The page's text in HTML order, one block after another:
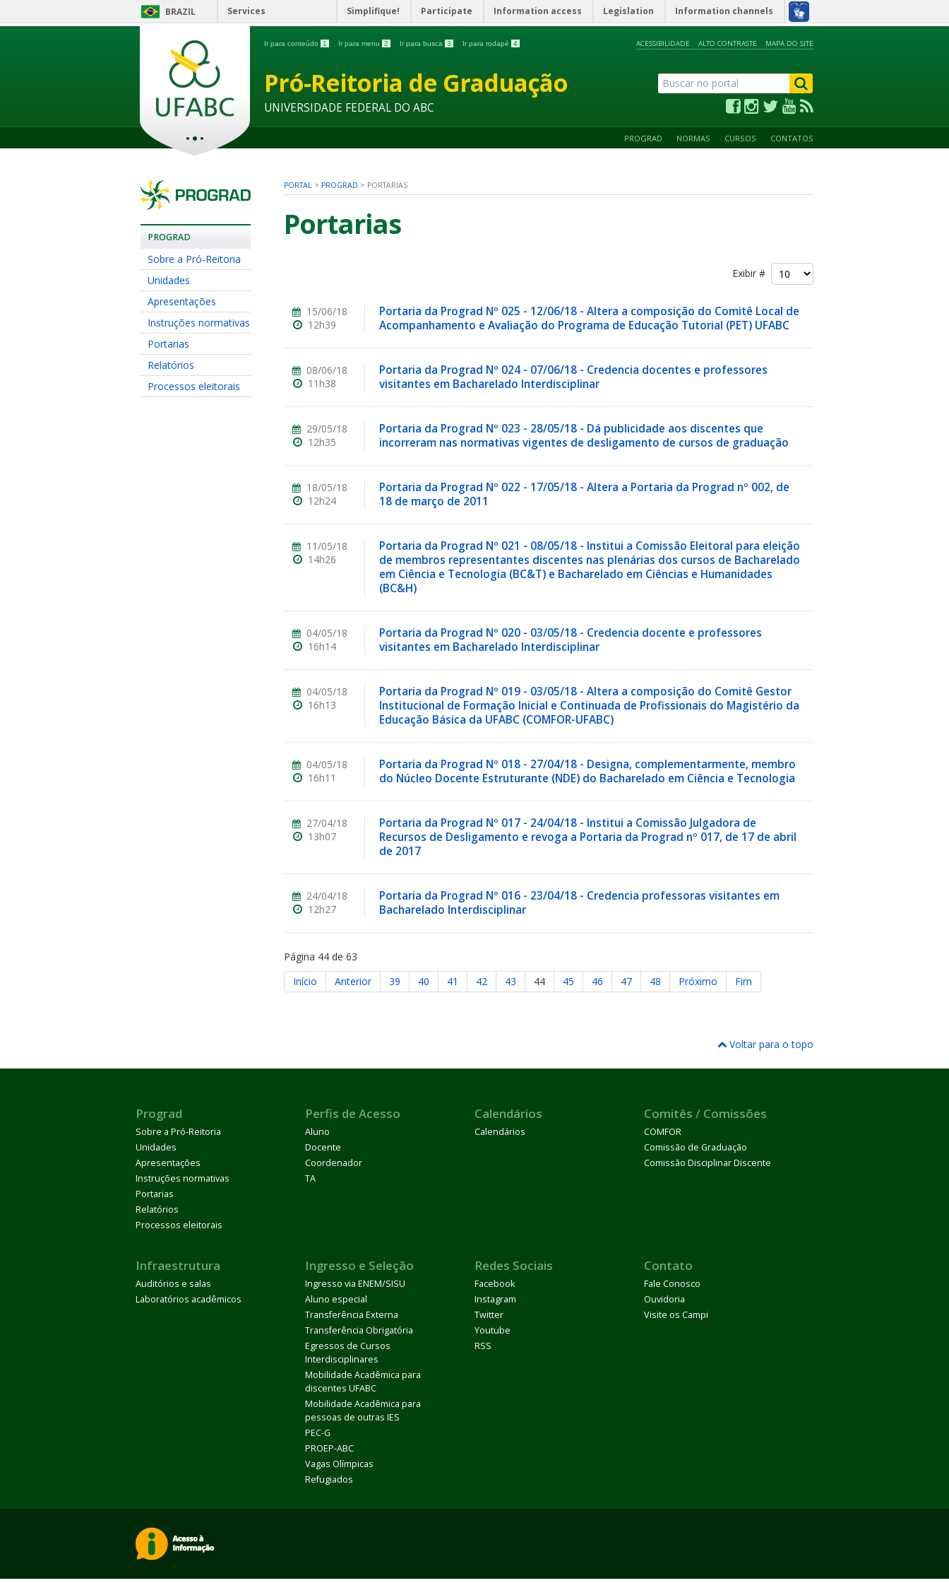
BRAZIL Services Simplifique! Participate Information access Legislation Information channels
Ir para conteúdo 1 Ir para menu 2 Ir para busca 3 Ir para rodapé 4 ACESSIBILIDADE ALTO CONTRASTE MAPA DO SITE
Pró-Reitoria de Graduação
UNIVERSIDADE FEDERAL DO ABC
PROGRAD NORMAS CURSOS CONTATOS
PROGRAD
Sobre a Pró-Reitoria
Unidades
Apresentações
Instruções normativas
Portarias
Relatórios
Processos eleitorais
PORTAL > PROGRAD > PORTARIAS
Portarias
Exibir #
Portaria da Prograd Nº 025 - 12/06/18 - Altera a composição do Comitê Local de
Acompanhamento e Avaliação do Programa de Educação Tutorial (PET) UFABC
15/06/18
12h39
Portaria da Prograd Nº 024 - 07/06/18 - Credencia docentes e professores
visitantes em Bacharelado Interdisciplinar
08/06/18
11h38
Portaria da Prograd Nº 023 - 28/05/18 - Dá publicidade aos discentes que
incorreram nas normativas vigentes de desligamento de cursos de graduação
29/05/18
12h35
Portaria da Prograd Nº 022 - 17/05/18 - Altera a Portaria da Prograd nº 002, de
18 de março de 2011
18/05/18
12h24
Portaria da Prograd Nº 021 - 08/05/18 - Institui a Comissão Eleitoral para eleição
de membros representantes discentes nas plenárias dos cursos de Bacharelado
em Ciência e Tecnologia (BC&T) e Bacharelado em Ciências e Humanidades
(BC&H)
11/05/18
14h26
Portaria da Prograd Nº 020 - 03/05/18 - Credencia docente e professores
visitantes em Bacharelado Interdisciplinar
04/05/18
16h14
Portaria da Prograd Nº 019 - 03/05/18 - Altera a composição do Comitê Gestor
Institucional de Formação Inicial e Continuada de Profissionais do Magistério da
Educação Básica da UFABC (COMFOR-UFABC)
04/05/18
16h13
Portaria da Prograd Nº 018 - 27/04/18 - Designa, complementarmente, membro
do Núcleo Docente Estruturante (NDE) do Bacharelado em Ciência e Tecnologia
04/05/18
16h11
Portaria da Prograd Nº 017 - 24/04/18 - Institui a Comissão Julgadora de
Recursos de Desligamento e revoga a Portaria da Prograd nº 017, de 17 de abril
de 2017
27/04/18
13h07
Portaria da Prograd Nº 016 - 23/04/18 - Credencia professoras visitantes em
Bacharelado Interdisciplinar
24/04/18
12h27
Página 44 de 63
Início
Anterior 39 40 41 42 43 44 45 46 47 48 Próximo Fim
Voltar para o topo
Prograd
Sobre a Pró-Reitoria
Unidades
Apresentações
Instruções normativas
Portarias
Relatórios
Processos eleitorais
Perfis de Acesso
Aluno
Docente
Coordenador
TA
Calendários
Calendários
Comitês / Comissões
COMFOR
Comissão de Graduação
Comissão Disciplinar Discente
Infraestrutura
Auditórios e salas
Laboratórios acadêmicos
Ingresso e Seleção
Ingresso via ENEM/SISU
Aluno especial
Transferência Externa
Transferência Obrigatória
Egressos de Cursos
Interdisciplinares
Mobilidade Acadêmica para
discentes UFABC
Mobilidade Acadêmica para
pessoas de outras IES
PEC-G
PROEP-ABC
Vagas Olímpicas
Refugiados
Redes Sociais
Facebook
Instagram
Twitter
Youtube
RSS
Contato
Fale Conosco
Ouvidoria
Visite os Campi